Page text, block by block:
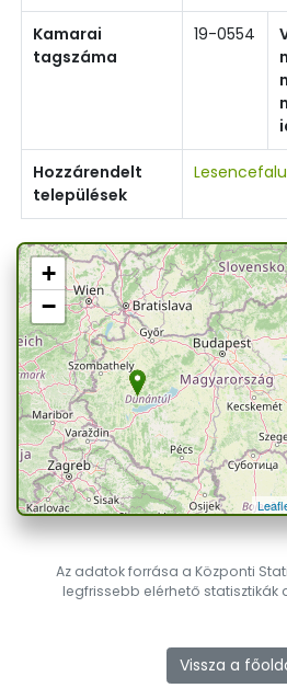
Kamarai
tagszáma
19-0554
Hozzárendelt
települések
Lesencefalu
+
−
Az adatok forrása a Központi
legfrissebb elérhető statisztikák
Vissza a